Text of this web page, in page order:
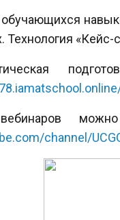
обучающихся
Технология «Кейс-
channel/